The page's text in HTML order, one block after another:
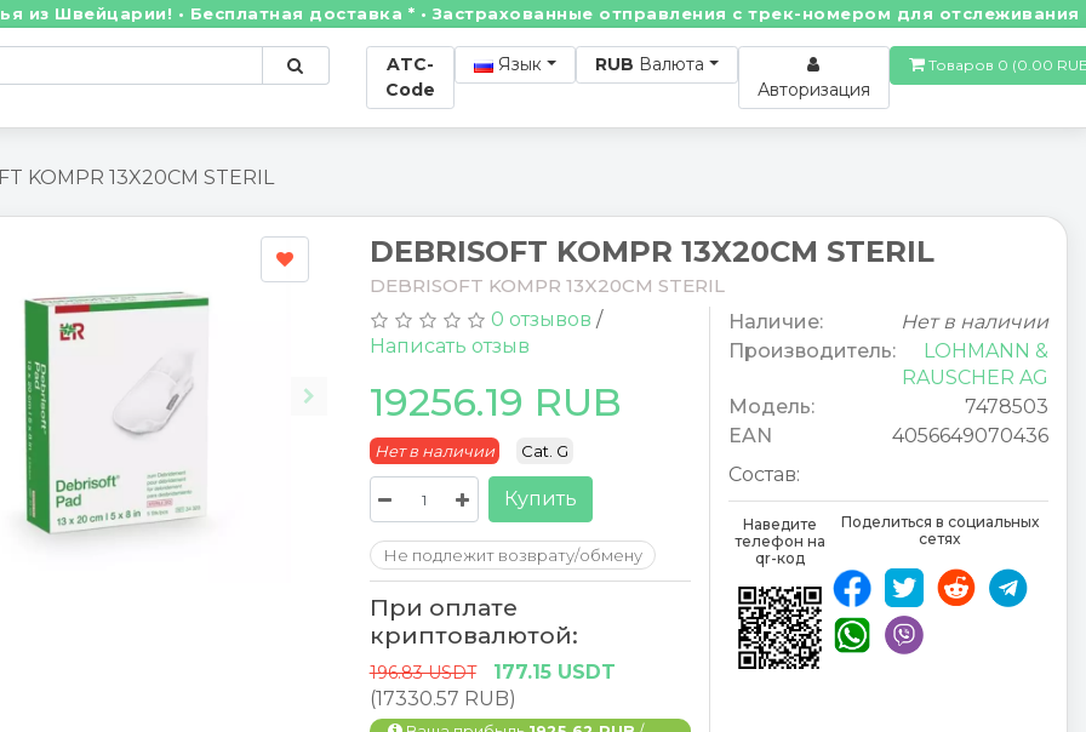
• Бесплатная доставка * • Застрахованные отправления с трек-номером для отслеживания!
ATC-
Code
Язык RUB Валюта
Авторизация
Товаров 0
KOMPR 13X20CM STERIL
DEBRISOFT KOMPR 13X20CM STERIL
DEBRISOFT KOMPR 13X20CM STERIL
0 отзывов /
Написать отзыв
19256.19 RUB
Нет в наличии Cat. G
Купить
Не подлежит возврату/обмену
При оплате
криптовалютой:
196.83 USDT
177.15 USDT
(17330.57 RUB)
Наличие:
Нет в наличии
Производитель:
LOHMANN &
RAUSCHER AG
Модель:
7478503
EAN
4056649070436
Состав:
Наведите
телефон на
qr-код
Поделиться в социальных
сетях